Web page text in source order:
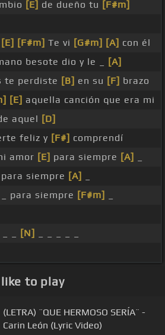
[E] de dueño tu [F#m]
[E] [F#m] Te vi [G#m] [A] con él
besote dio y le _
[A]
te perdiste [B] en su [F] brazo
[E] aquella canción que era mi
aquel [D]
feliz y [F#] comprendí
amor [E] para siempre [A]
para siempre [A]
_ para siempre [F#m]
[N]
to play
(LETRA) ¨QUE HERMOSO SERÍA¨ -
Carin León (Lyric Video)